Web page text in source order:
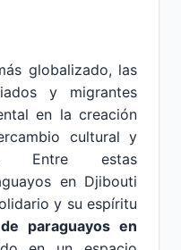
globalizado, las
y migrantes
en la creación
cultural y
Entre estas
en Djibouti
y su espíritu
paraguayos en